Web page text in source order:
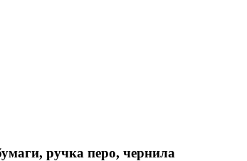
ручка перо, чернила